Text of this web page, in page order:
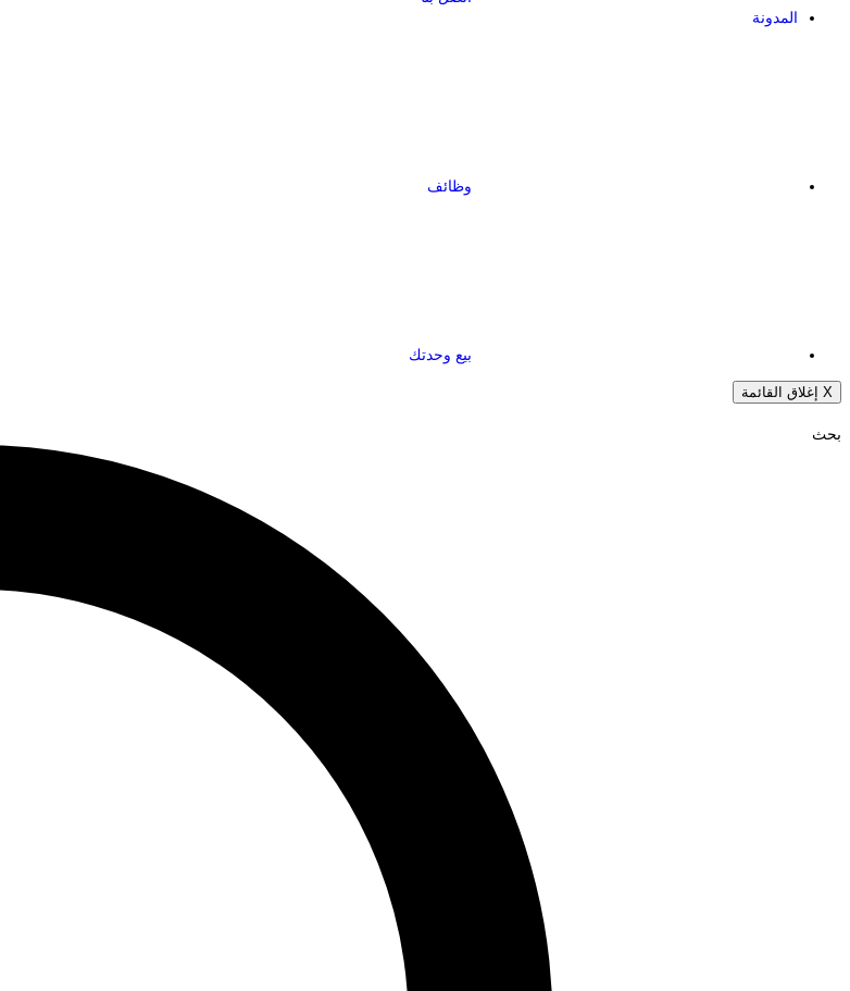
المدونة
وظائف
بيع وحدتك
X إغلاق القائمة
بحث